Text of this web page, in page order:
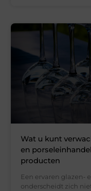
Wat u kunt
en
producten
Een ervaren glazen-
onderscheidt zich